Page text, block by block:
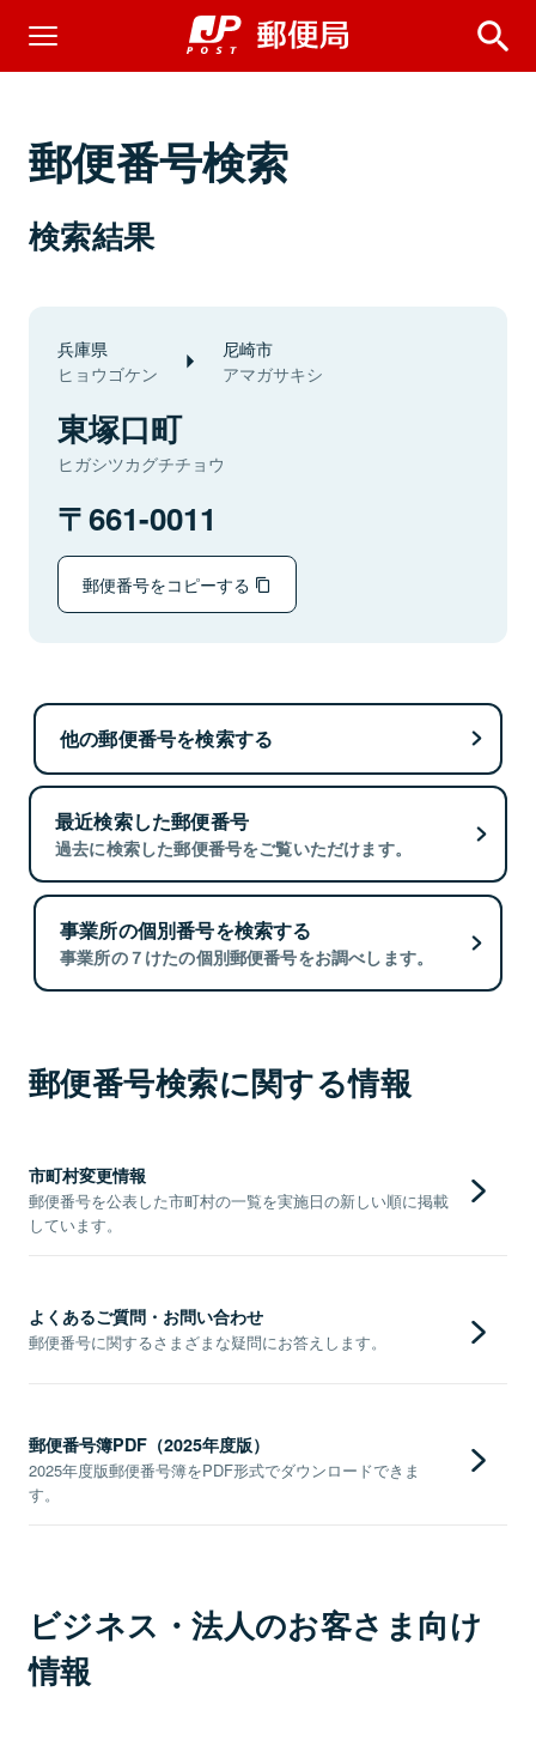
郵便番号検索
検索結果
兵庫県
ヒョウゴケン
尼崎市
アマガサキシ
東塚口町
ヒガシツカグチチョウ
661-0011
郵便番号をコピーする
他の郵便番号を検索する
最近検索した郵便番号
過去に検索した郵便番号をご覧いただけます。
事業所の個別番号を検索する
事業所の７けたの個別郵便番号をお調べします。
郵便番号検索に関する情報
市町村変更情報
郵便番号を公表した市町村の一覧を実施日の新しい順に掲載
しています。
よくあるご質問・お問い合わせ
郵便番号に関するさまざまな疑問にお答えします。
郵便番号簿PDF（2025年度版）
2025年度版郵便番号簿をPDF形式でダウンロードできま
す。
ビジネス・法人のお客さま向け
情報